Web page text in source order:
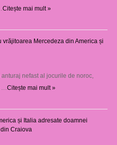
Citește mai mult »
vrăjitoarea Mercedeza din America și
nefast al jocurile de noroc,
Citește mai mult »
și Italia adresate doamnei
Craiova